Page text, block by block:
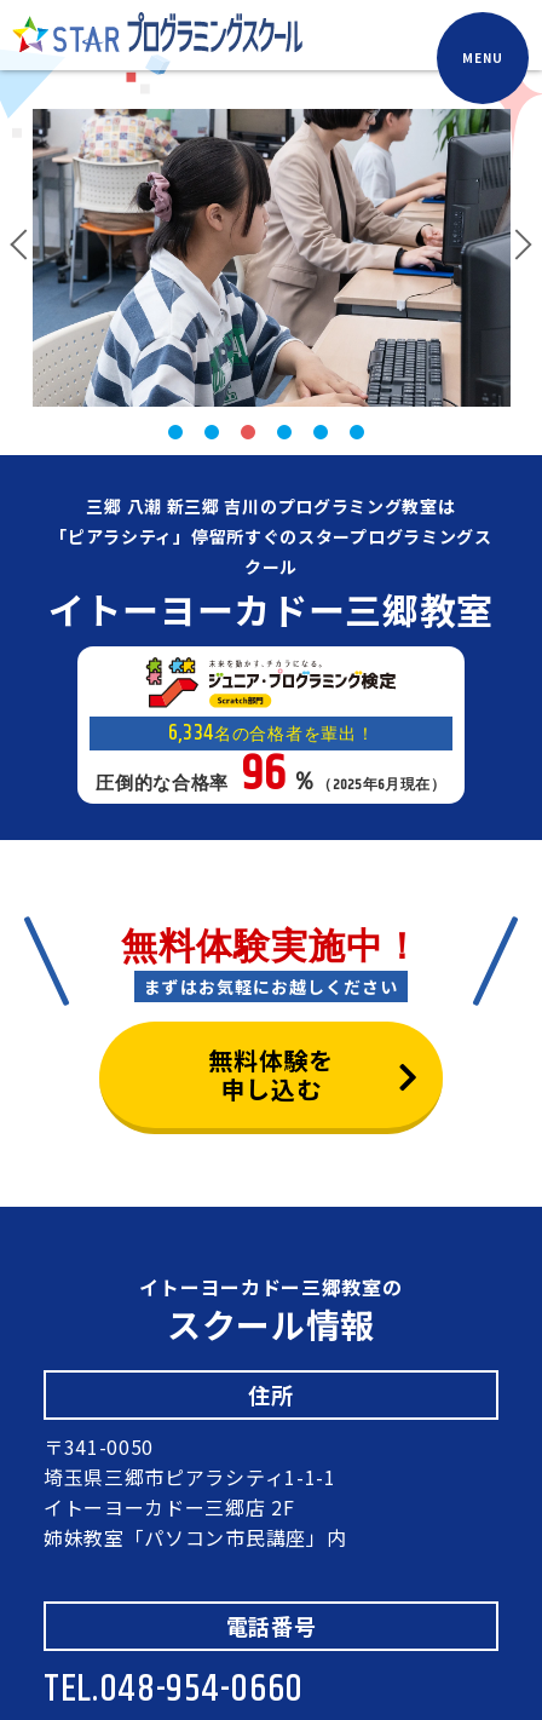
MENU
三郷 八潮 新三郷 吉川のプログラミング教室は
「ピアラシティ」停留所すぐのスタープログラミングス
クール
イトーヨーカドー三郷教室
6,334名の合格者を輩出！
圧倒的な合格率 96 ％ （2025年6月現在）
無料体験実施中！
まずはお気軽にお越しください
無料体験を
申し込む
イトーヨーカドー三郷教室の
スクール情報
住所
〒341-0050
埼玉県三郷市ピアラシティ1-1-1
イトーヨーカドー三郷店 2F
姉妹教室「パソコン市民講座」内
電話番号
TEL.048-954-0660